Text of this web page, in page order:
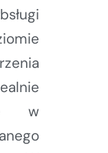
w